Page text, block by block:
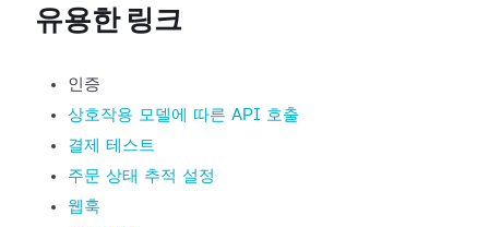
유용한 링크
인증
상호작용 모델에 따른 API 호출
결제 테스트
주문 상태 추적 설정
웹훅